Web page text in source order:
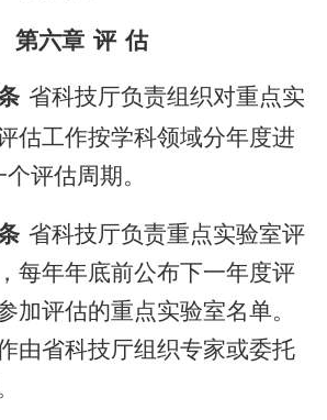
第六章 评 估
省科技厅负责组织对重点实
估工作按学科领域分年度进
评估周期。
省科技厅负责重点实验室评
每年年底前公布下一年度评
加评估的重点实验室名单。
由省科技厅组织专家或委托